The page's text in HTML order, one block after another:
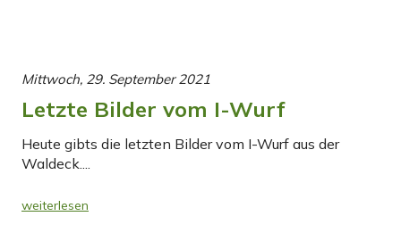
Mittwoch, 29. September 2021
Letzte Bilder vom I-Wurf
Heute gibts die letzten Bilder vom I-Wurf aus der
Waldeck....
weiterlesen